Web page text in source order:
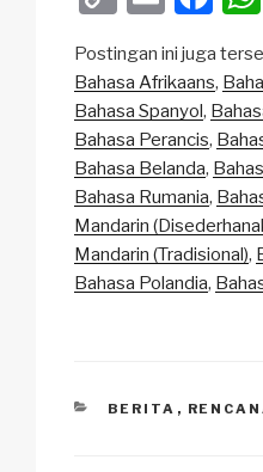
p
y
Li
n
k
ail c
e
b
o
o
k
Postingan ini juga
Bahasa Afrikaans
Bahasa Spanyol
Bahasa Perancis
Bahasa Belanda
Bahasa Rumania
Mandarin
Mandarin (Tradisional)
Bahasa Polandia
CATEGORIES
BERITA ,